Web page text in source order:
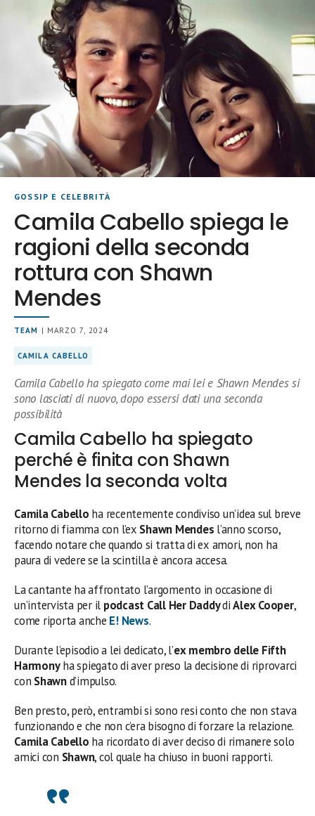
GOSSIP E CELEBRITÀ
Camila Cabello spiega le
ragioni della seconda
rottura con Shawn
Mendes
TEAM | MARZO 7, 2024
CAMILA CABELLO
Camila Cabello ha spiegato come mai lei e Shawn Mendes si
sono lasciati di nuovo, dopo essersi dati una seconda
possibilità
Camila Cabello ha spiegato
perché è finita con Shawn
Mendes la seconda volta
Camila Cabello ha recentemente condiviso un’idea sul breve
ritorno di fiamma con l’ex Shawn Mendes l’anno scorso,
facendo notare che quando si tratta di ex amori, non ha
paura di vedere se la scintilla è ancora accesa.
La cantante ha affrontato l’argomento in occasione di
un’intervista per il podcast Call Her DaddydiAlex Cooper,
come riporta anche E! News.
Durante l’episodio a lei dedicato, l’ex membro delle Fifth
Harmonyha spiegato di aver preso la decisione di riprovarci
con Shawnd’impulso.
Ben presto, però, entrambi si sono resi conto che non stava
funzionando e che non c’era bisogno di forzare la relazione.
Camila Cabello ha ricordato di aver deciso di rimanere solo
amici con Shawn, col quale ha chiuso in buoni rapporti.